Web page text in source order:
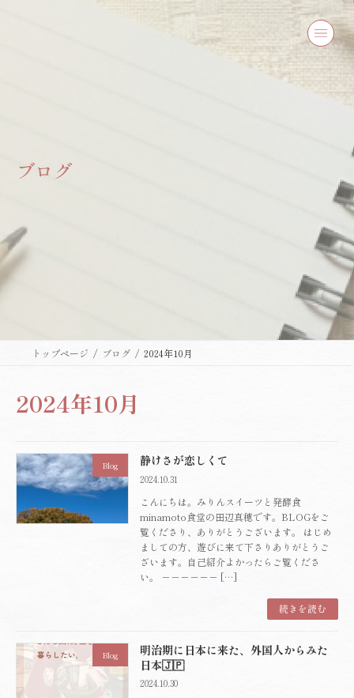
ブログ
トップページ ブログ 2024年10月
2024年10月
Blog 静けさが恋しくて
2024.10.31
こんにちは。みりんスイーツと発酵食
minamoto食堂の田辺真穂です。BLOGをご
覧くださり、ありがとうございます。 はじめ
ましての方、遊びに来て下さりありがとうご
ざいます。自己紹介よかったらご覧くださ
い。 －－－－－－ […]
続きを読む
Blog
明治期に日本に来た、外国人からみた
日本🇯🇵
2024.10.30